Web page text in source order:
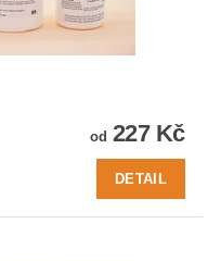
od 227 Kč
DETAIL